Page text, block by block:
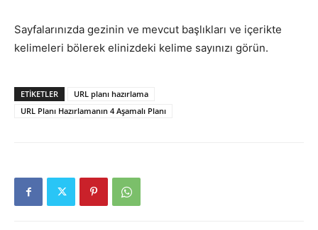
Sayfalarınızda gezinin ve mevcut başlıkları ve içerikte
kelimeleri bölerek elinizdeki kelime sayınızı görün.
ETIKETLER
URL planı hazırlama
URL Planı Hazırlamanın 4 Aşamalı Planı